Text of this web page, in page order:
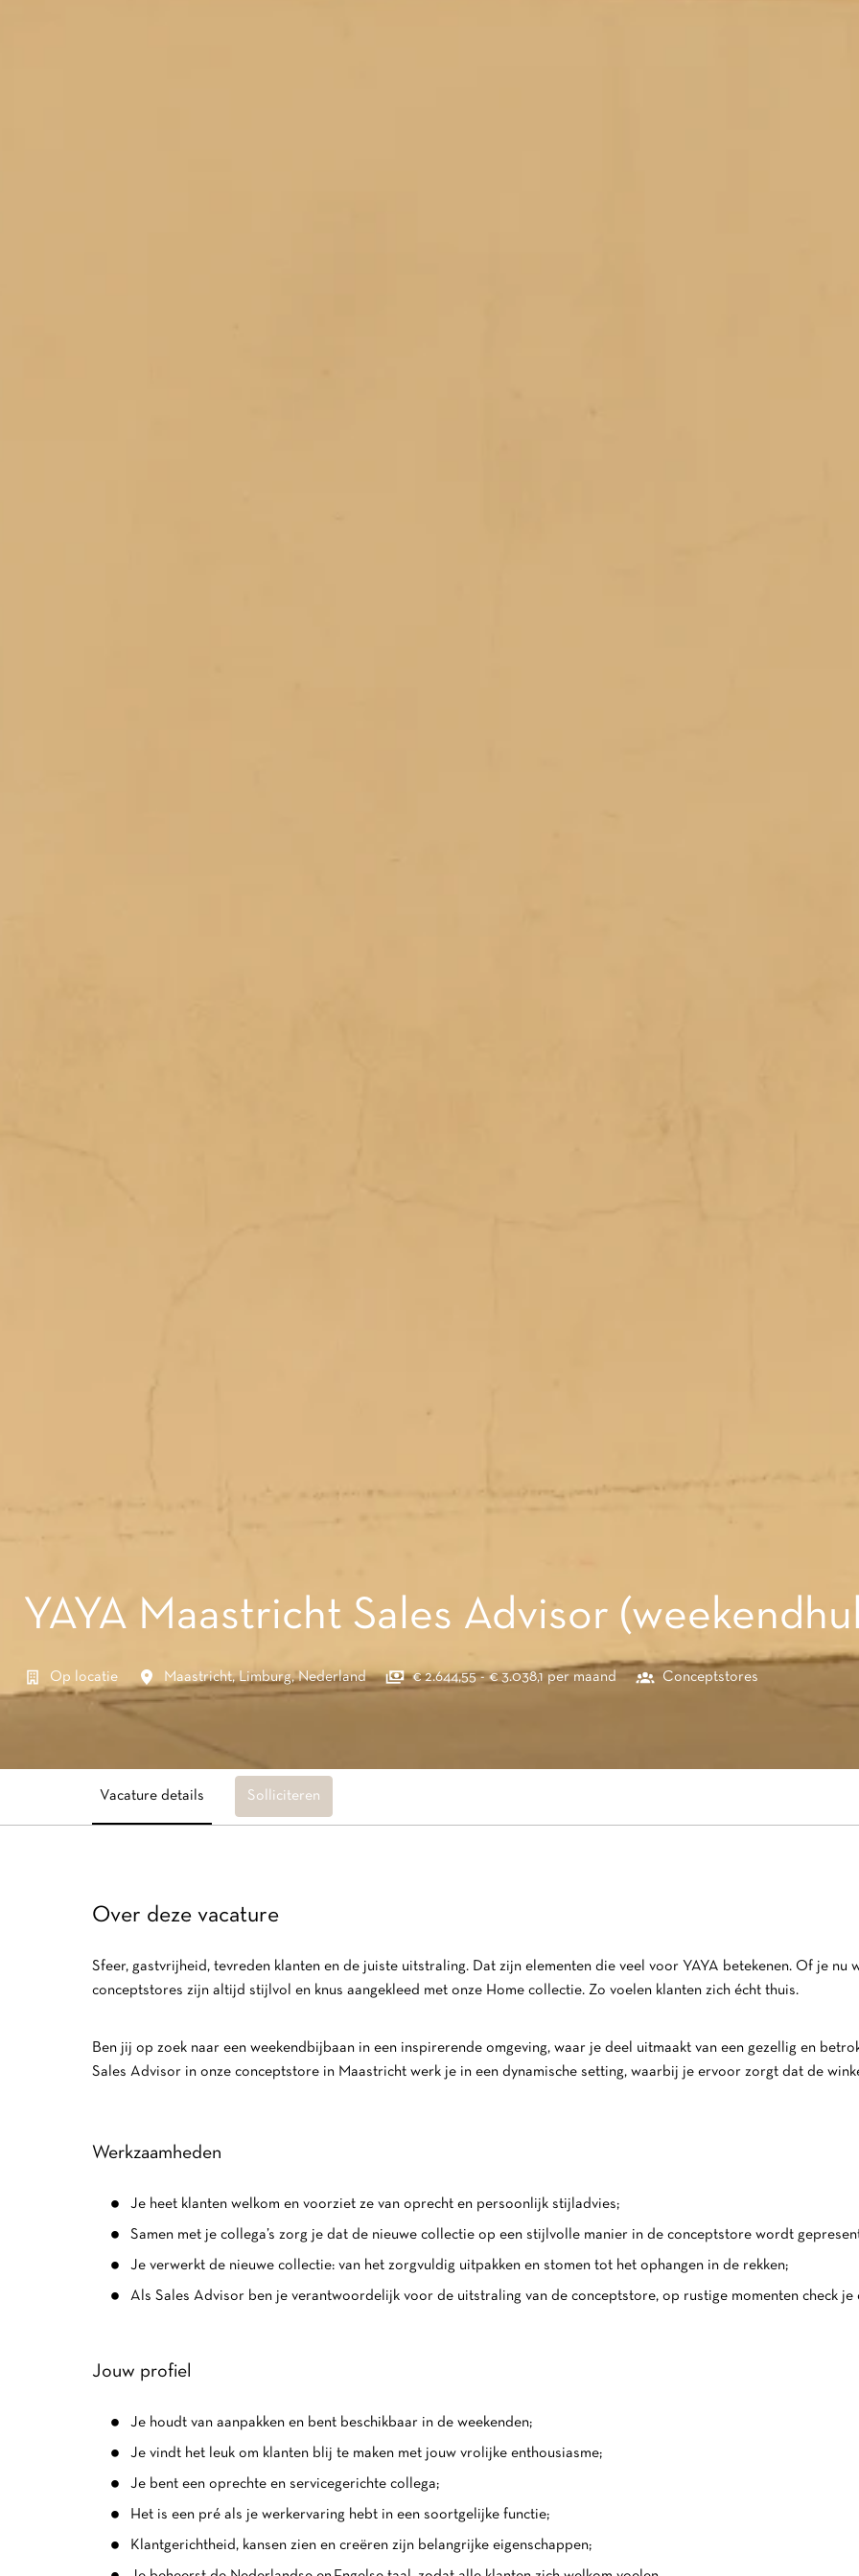
YAYA Maastricht Sales Advisor
Op locatie Maastricht, Limburg, Nederland € 2.644,55 - € 3.038,1 per maand Conceptstores
Vacature details Solliciteren
Over deze vacature
Sfeer, gastvrijheid, tevreden klanten en de juiste uitstraling. Dat zijn elementen die veel voor YAYA betekenen. Of je nu
conceptstores zijn altijd stijlvol en knus aangekleed met onze Home collectie. Zo voelen klanten zich écht thuis.
Ben jij op zoek naar een weekendbijbaan in een inspirerende omgeving, waar je deel uitmaakt van een gezellig en
Sales Advisor in onze conceptstore in Maastricht werk je in een dynamische setting, waarbij je ervoor zorgt dat de
Werkzaamheden
Je heet klanten welkom en voorziet ze van oprecht en persoonlijk stijladvies;
Samen met je collega’s zorg je dat de nieuwe collectie op een stijlvolle manier in de conceptstore wordt
Je verwerkt de nieuwe collectie: van het zorgvuldig uitpakken en stomen tot het ophangen in de rekken;
Als Sales Advisor ben je verantwoordelijk voor de uitstraling van de conceptstore, op rustige momenten check je
Jouw profiel
Je houdt van aanpakken en bent beschikbaar in de weekenden;
Je vindt het leuk om klanten blij te maken met jouw vrolijke enthousiasme;
Je bent een oprechte en servicegerichte collega;
Het is een pré als je werkervaring hebt in een soortgelijke functie;
Klantgerichtheid, kansen zien en creëren zijn belangrijke eigenschappen;